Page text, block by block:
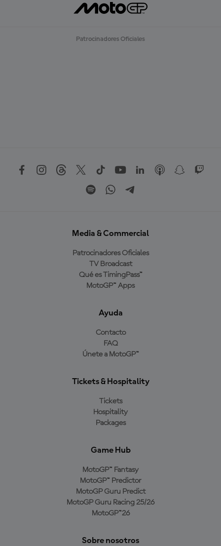
Patrocinadores Oficiales
Media & Commercial
Patrocinadores Oficiales
TV Broadcast
Qué es TimingPass™
MotoGP™ Apps
Ayuda
Contacto
FAQ
Únete a MotoGP™
Tickets & Hospitality
Tickets
Hospitality
Packages
Game Hub
MotoGP™ Fantasy
MotoGP™ Predictor
MotoGP Guru Predict
MotoGP Guru Racing 25/26
MotoGP™26
Sobre nosotros